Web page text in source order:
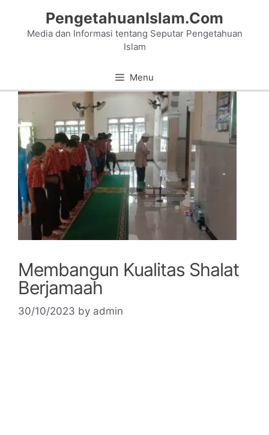
content
PengetahuanIslam.Com
Media dan Informasi tentang Seputar Pengetahuan
Islam
Menu
Membangun Kualitas Shalat
Berjamaah
30/10/2023 by admin